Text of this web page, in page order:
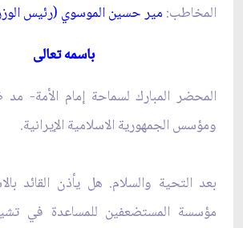
المخاطب: مير حسين الموسوي (رئيس
باسمه تعالى‏
المحضر المبارك لسماحة إمام الأمة- مد
ومؤسس الجمهورية الاسلامية الإيرانية.
بعد التحية والسلام. هل يأذن القائد
مؤسسة المستضعفين للمساعدة في